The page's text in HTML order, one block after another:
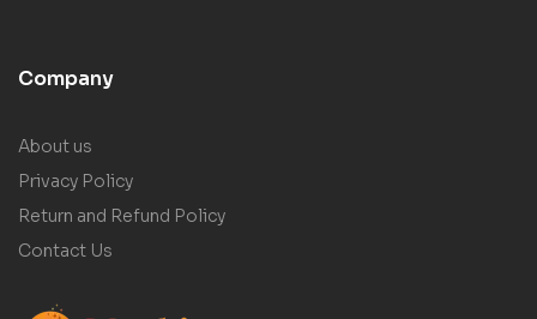
Company
About us
Privacy Policy
Return and Refund Policy
Contact Us